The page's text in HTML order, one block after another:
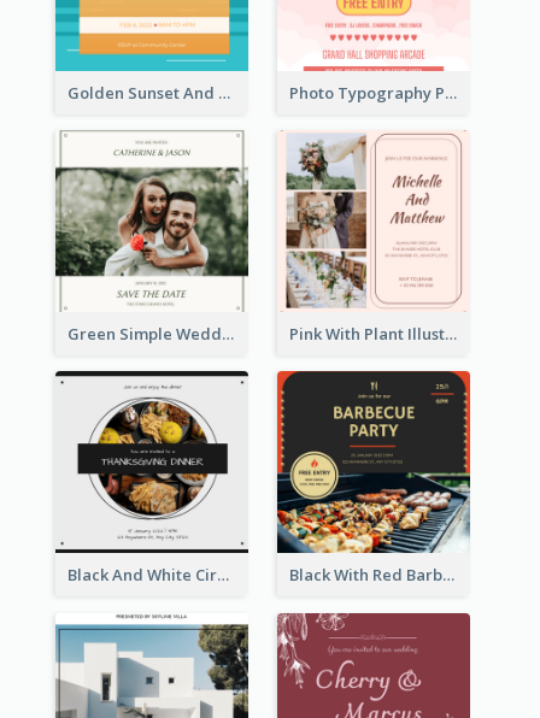
Golden Sunset And Forest Hiking Trip Invitation Photo Typography Party Invitation Design Templates
Green Simple Wedding Photo Wedding Invitation Pink With Plant Illustration Wedding Party Invitation
Black And White Circle Photo Thanksgiving Dinner Invitation Black With Red Barbecue Housewarming Invitation